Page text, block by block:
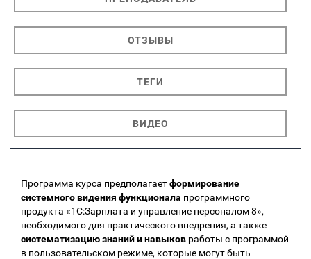
ОТЗЫВЫ
ТЕГИ
ВИДЕО
Программа курса предполагаетформирование
системного видения функционала программного
продукта «1С:Зарплата и управление персоналом 8»,
необходимого для практического внедрения, а также
систематизацию знаний и навыков работы с программой
в пользовательском режиме, которые могут быть